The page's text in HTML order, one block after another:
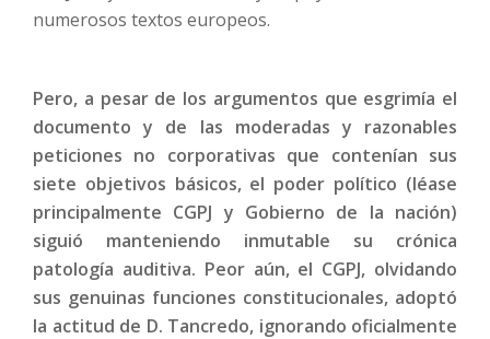
numerosos textos europeos.
Pero, a pesar de los argumentos que esgrimía el
documento y de las moderadas y razonables
peticiones no corporativas que contenían sus
siete objetivos básicos, el poder político (léase
principalmente CGPJ y Gobierno de la nación)
siguió manteniendo inmutable su crónica
patología auditiva. Peor aún, el CGPJ, olvidando
sus genuinas funciones constitucionales, adoptó
la actitud de D. Tancredo, ignorando oficialmente